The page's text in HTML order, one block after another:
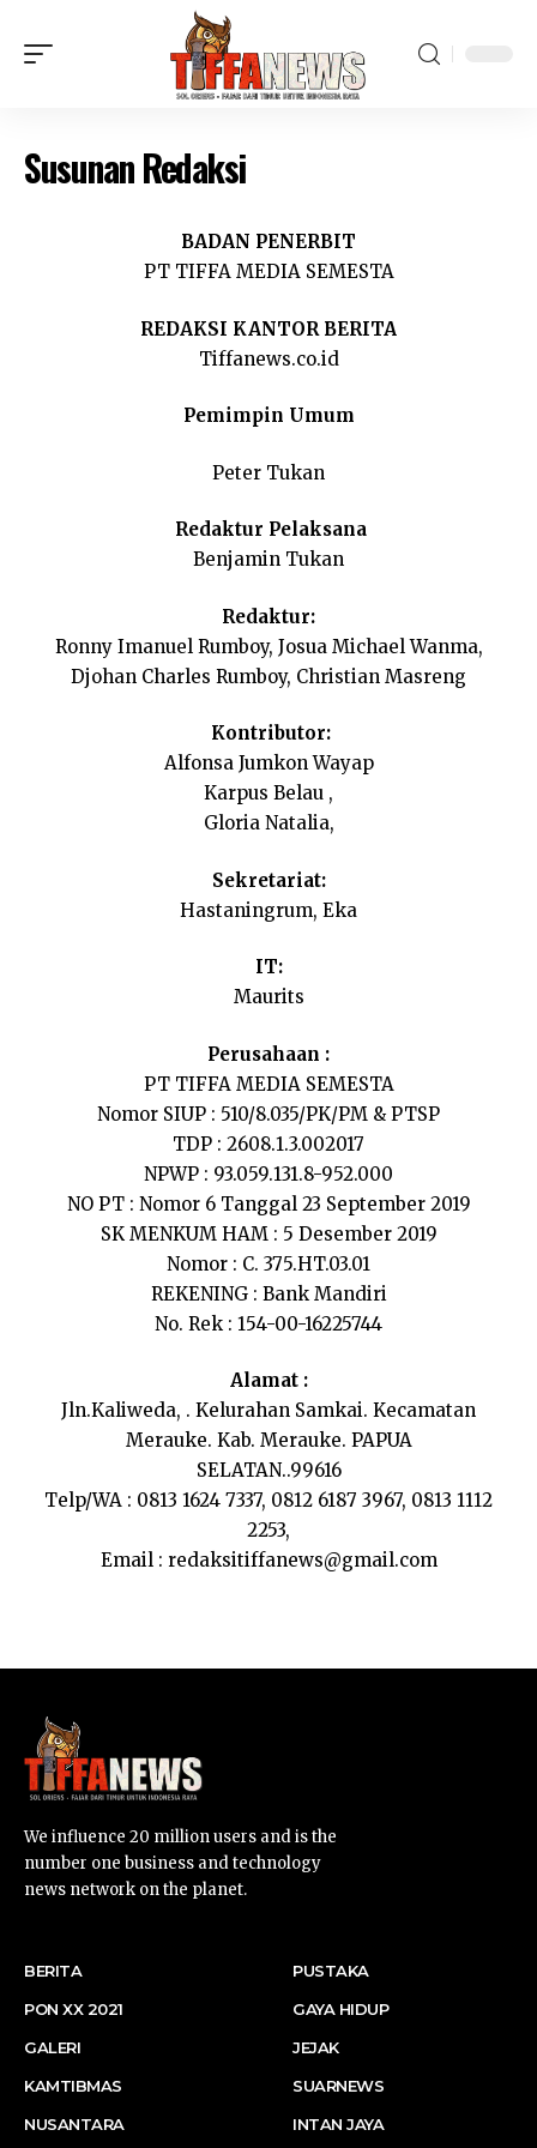
Susunan Redaksi
BADAN PENERBIT
PT TIFFA MEDIA SEMESTA
REDAKSI KANTOR BERITA
Tiffanews.co.id
Pemimpin Umum
Peter Tukan
Redaktur Pelaksana
Benjamin Tukan
Redaktur:
Ronny Imanuel Rumboy, Josua Michael Wanma,
Djohan Charles Rumboy, Christian Masreng
Kontributor:
Alfonsa Jumkon Wayap
Karpus Belau ,
Gloria Natalia,
Sekretariat:
Hastaningrum, Eka
IT:
Maurits
Perusahaan :
PT TIFFA MEDIA SEMESTA
Nomor SIUP : 510/8.035/PK/PM & PTSP
TDP : 2608.1.3.002017
NPWP : 93.059.131.8-952.000
NO PT : Nomor 6 Tanggal 23 September 2019
SK MENKUM HAM : 5 Desember 2019
Nomor : C. 375.HT.03.01
REKENING : Bank Mandiri
No. Rek : 154-00-16225744
Alamat :
Jln.Kaliweda, . Kelurahan Samkai. Kecamatan
Merauke. Kab. Merauke. PAPUA
SELATAN..99616
Telp/WA : 0813 1624 7337, 0812 6187 3967, 0813 1112
2253,
Email : redaksitiffanews@gmail.com
We influence 20 million users and is the
number one business and technology
news network on the planet.
BERITA
PON XX 2021
GALERI
KAMTIBMAS
NUSANTARA
PUSTAKA
GAYA HIDUP
JEJAK
SUARNEWS
INTAN JAYA